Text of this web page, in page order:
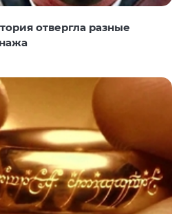
отвергла разные